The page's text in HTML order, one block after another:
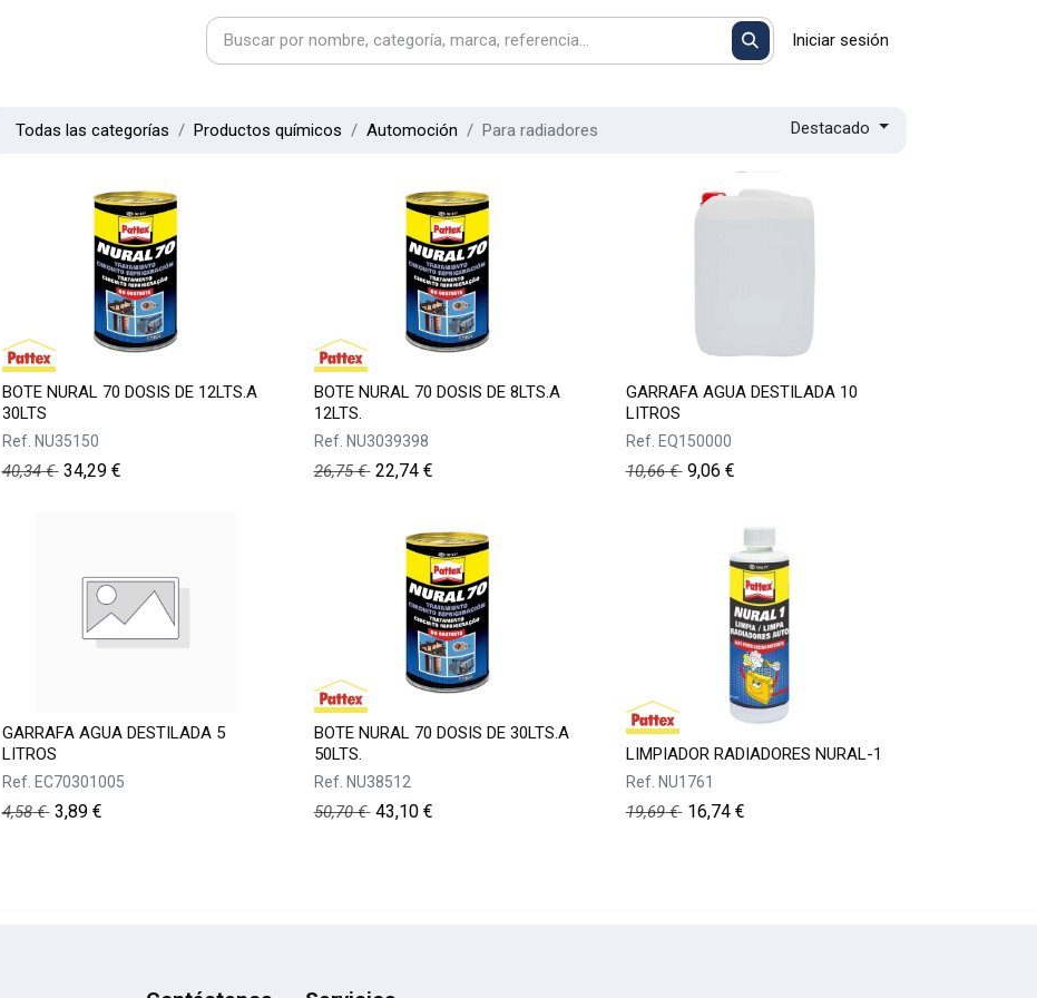
Iniciar sesión
Todas las categorías Productos químicos Automoción Para radiadores Destacado
BOTE NURAL 70 DOSIS DE 12LTS.A
30LTS
Ref. NU35150
40,34€ 34,29€
BOTE NURAL 70 DOSIS DE 8LTS.A
12LTS.
Ref. NU3039398
26,75€ 22,74€
GARRAFA AGUA DESTILADA 10
LITROS
Ref. EQ150000
10,66€ 9,06 €
GARRAFA AGUA DESTILADA 5
LITROS
Ref. EC70301005
4,58€ 3,89€
BOTE NURAL 70 DOSIS DE 30LTS.A
50LTS.
Ref. NU38512
50,70€ 43,10€
LIMPIADOR RADIADORES NURAL-1
Ref. NU1761
19,69€ 16,74€